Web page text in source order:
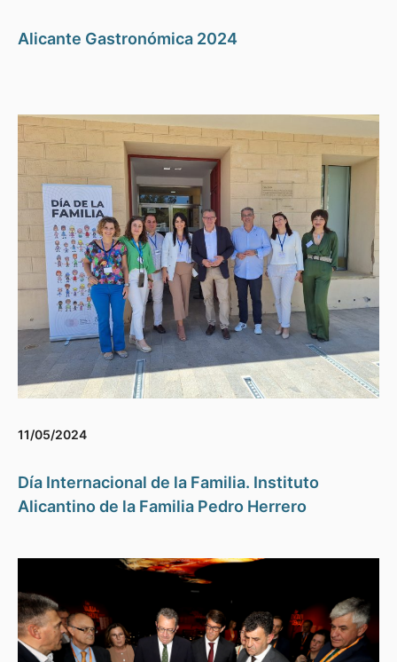
Alicante Gastronómica 2024
11/05/2024
Día Internacional de la Familia. Instituto
Alicantino de la Familia Pedro Herrero